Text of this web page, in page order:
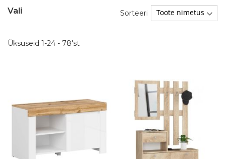
Üksuseid 1-24 - 78'st
Sorteeri
Vali